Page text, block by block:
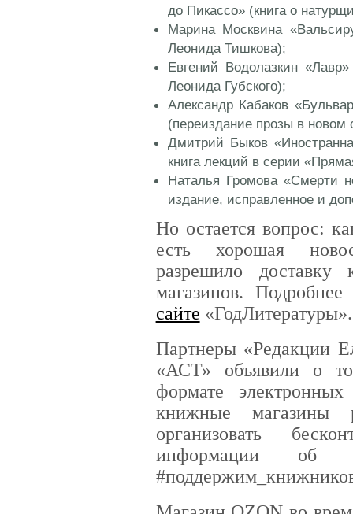
до Пикассо» (книга о
Марина Москвина
Леонида Тишкова);
Евгений Водолазкин
Леонида Губского);
Александр Кабаков
(переиздание прозы в
Дмитрий Быков
книга лекций в серии
Наталья Громова «Смерти
издание, исправленное и
Но остается вопрос:
есть хорошая
разрешило
магазинов.
сайте «ГодЛитературы».
Партнеры «Редакции
«АСТ» объявили о
формате
книжные магазины
организовать
информации